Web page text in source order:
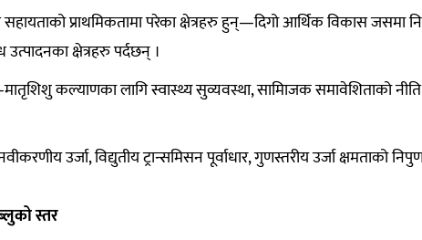
प्राथमिकतामा परेका क्षेत्रहरु हुन्—दिगो आर्थिक विकास जसमा
उत्पादनका क्षेत्रहरु पर्दछन् ।
कल्याणका लागि स्वास्थ्य सुव्यवस्था, सामािजक समावेशिताको नीति
उर्जा, विद्युतीय ट्रान्समिसन पूर्वाधार, गुणस्तरीय उर्जा क्षमताको
स्तर